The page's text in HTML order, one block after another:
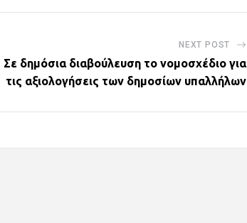
NEXT POST
Σε δημόσια διαβούλευση το νομοσχέδιο για
τις αξιολογήσεις των δημοσίων υπαλλήλων